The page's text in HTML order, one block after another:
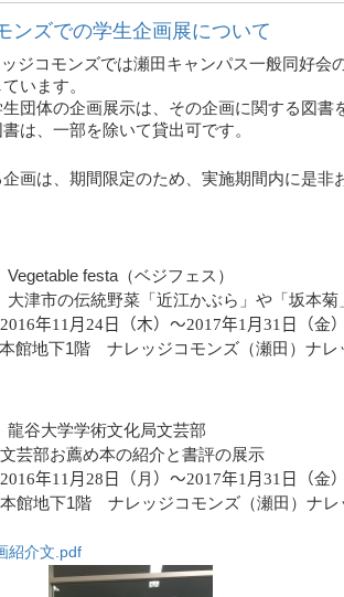
ンズでの学生企画展について
ジコモンズでは瀬田キャンパス一般同好会
います。
体の企画展示は、その企画に関する図書
、一部を除いて貸出可です。
は、期間限定のため、実施期間内に是非
Vegetable festa （ベジフェス）
市の伝統野菜「近江かぶら」や「坂本菊
2016年1 1 月 24日（木）～201 7年1 月 31 日（金）
館地下1階 ナレッジコモンズ（瀬田）ナレ
大学学術文化局文芸部
部お薦め本の紹介と書評の展示
2016年1 1 月 28 日（ 月 ）～201 7年1 月 31 日（金）
館地下1階 ナレッジコモンズ（瀬田）ナレ
紹介文.pdf